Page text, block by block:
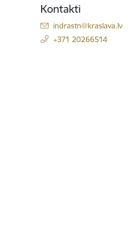
Kontakti
E-pasts:
indrastn@kraslava.lv
+371 20266514